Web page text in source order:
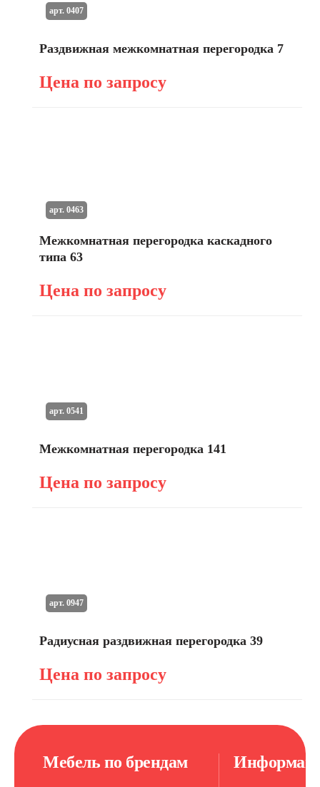
Раздвижная межкомнатная перегородка 7
Цена по запросу
арт. 0407
Межкомнатная перегородка каскадного
типа 63
Цена по запросу
арт. 0463
Межкомнатная перегородка 141
Цена по запросу
арт. 0541
Радиусная раздвижная перегородка 39
Цена по запросу
арт. 0947
Мебель по брендам